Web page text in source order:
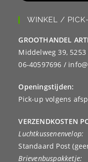
WINKEL /
GROOTHANDEL
Middelweg 39,
06-40597696 /
Openingstijden:
Pick-up volgens
VERZENDKOSTEN
Luchtkussenenvelop:
Standaard Post
Brievenbuspakketje: